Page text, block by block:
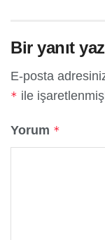
Bir yanıt
E-posta
* ile
Yorum *